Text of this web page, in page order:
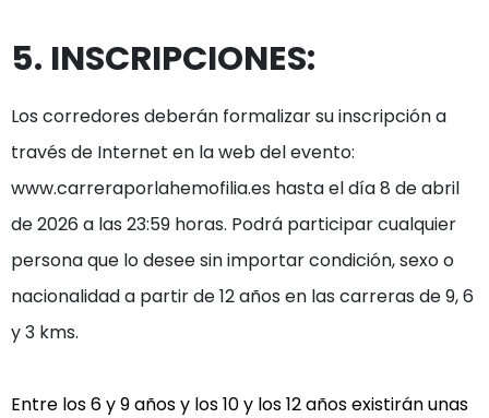
5. INSCRIPCIONES:
Los corredores deberán formalizar su inscripción a
través de Internet en la web del evento:
www.carreraporlahemofilia.es hasta el día 8 de abril
de 2026 a las 23:59 horas. Podrá participar cualquier
persona que lo desee sin importar condición, sexo o
nacionalidad a partir de 12 años en las carreras de 9, 6
y 3 kms.
Entre los 6 y 9 años y los 10 y los 12 años existirán unas